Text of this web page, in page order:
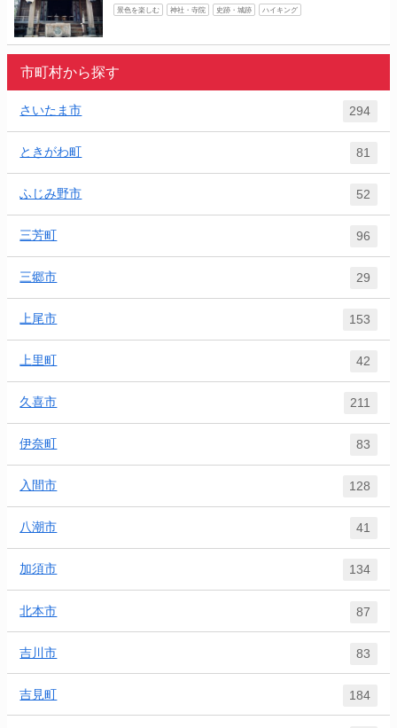
景色を楽しむ 神社・寺院 史跡・城跡 ハイキング
市町村から探す
さいたま市 294
ときがわ町 81
ふじみ野市 52
三芳町 96
三郷市 29
上尾市 153
上里町 42
久喜市 211
伊奈町 83
入間市 128
八潮市 41
加須市 134
北本市 87
吉川市 83
吉見町 184